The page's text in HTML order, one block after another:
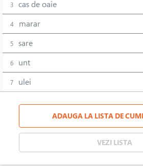
3 cas de oaie
4 marar
5 sare
6 unt
7 ulei
ADAUGA LA LISTA DE
VEZI LISTA